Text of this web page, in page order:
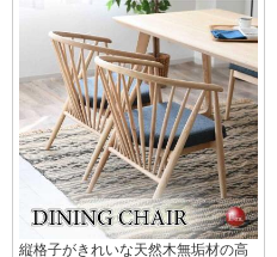
縦格子がきれいな天然木無垢材の高